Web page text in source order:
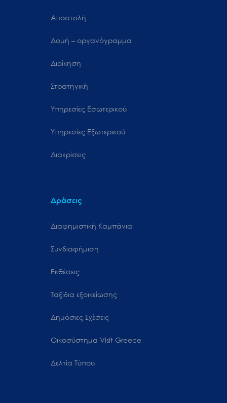
Αποστολή
Δομή – οργανόγραμμα
Διοίκηση
Στρατηγική
Υπηρεσίες Εσωτερικού
Υπηρεσίες Εξωτερικού
Διακρίσεις
Δράσεις
Διαφημιστική Καμπάνια
Συνδιαφήμιση
Εκθέσεις
Ταξίδια εξοικείωσης
Δημόσιες Σχέσεις
Oικοσύστημα Visit Greece
Δελτία Τύπου